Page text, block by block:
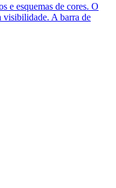
e esquemas de cores. O
visibilidade. A barra de